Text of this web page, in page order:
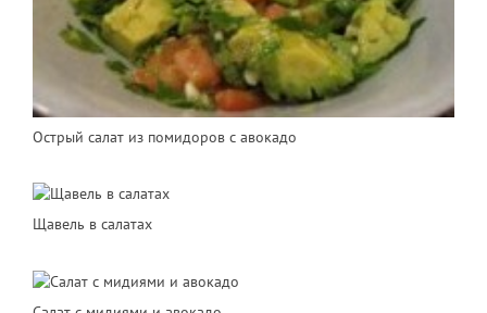
Острый салат из помидоров с авокадо
Щавель в салатах